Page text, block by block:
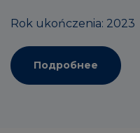
Rok ukończenia: 2023
Подробнее